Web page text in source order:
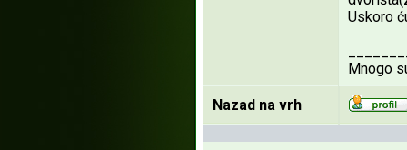
Uskoro
Mnogo
Nazad na vrh